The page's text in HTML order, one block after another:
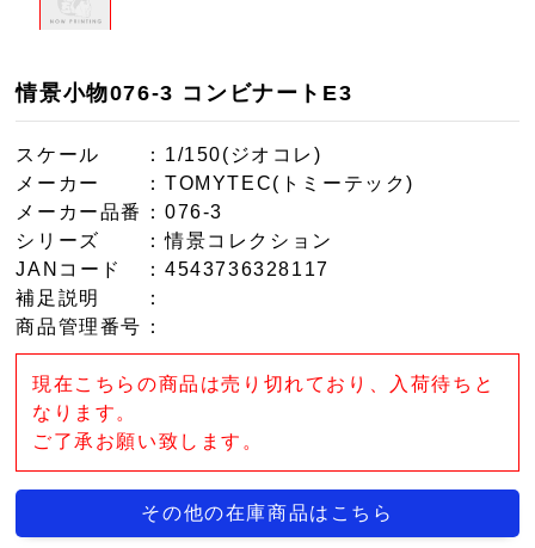
情景小物076-3 コンビナートE3
スケール
：1/150(ジオコレ)
メーカー
：TOMYTEC(トミーテック)
メーカー品番
：076-3
シリーズ
：情景コレクション
JANコード
：4543736328117
補足説明
：
商品管理番号 ：
現在こちらの商品は売り切れており、入荷待ちと
なります。
ご了承お願い致します。
その他の在庫商品はこちら